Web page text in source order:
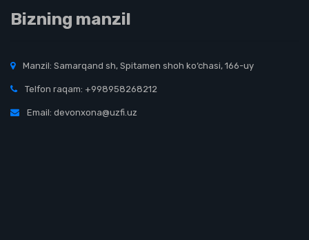
Bizning manzil
Manzil: Samarqand sh, Spitamen shoh ko‘chasi, 166-uy
Telfon raqam: +998958268212
Email: devonxona@uzfi.uz